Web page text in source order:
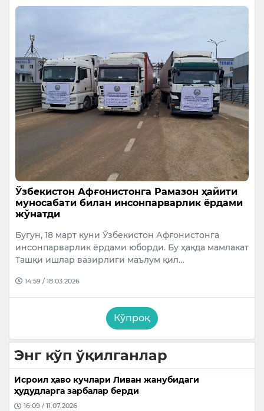
Ўзбекистон Афғонистонга Рамазон ҳайити
муносабати билан инсонпарварлик ёрдами
жўнатди
Бугун, 18 март куни Ўзбекистон Афғонистонга
инсонпарварлик ёрдами юборди. Бу ҳақда мамлакат
Ташқи ишлар вазирлиги маълум қил…
14:59 / 18.03.2026
Кўпроқ
Энг кўп ўқилганлар
Исроил ҳаво кучлари Ливан жанубидаги
ҳудудларга зарбалар берди
16:09 / 11.07.2026